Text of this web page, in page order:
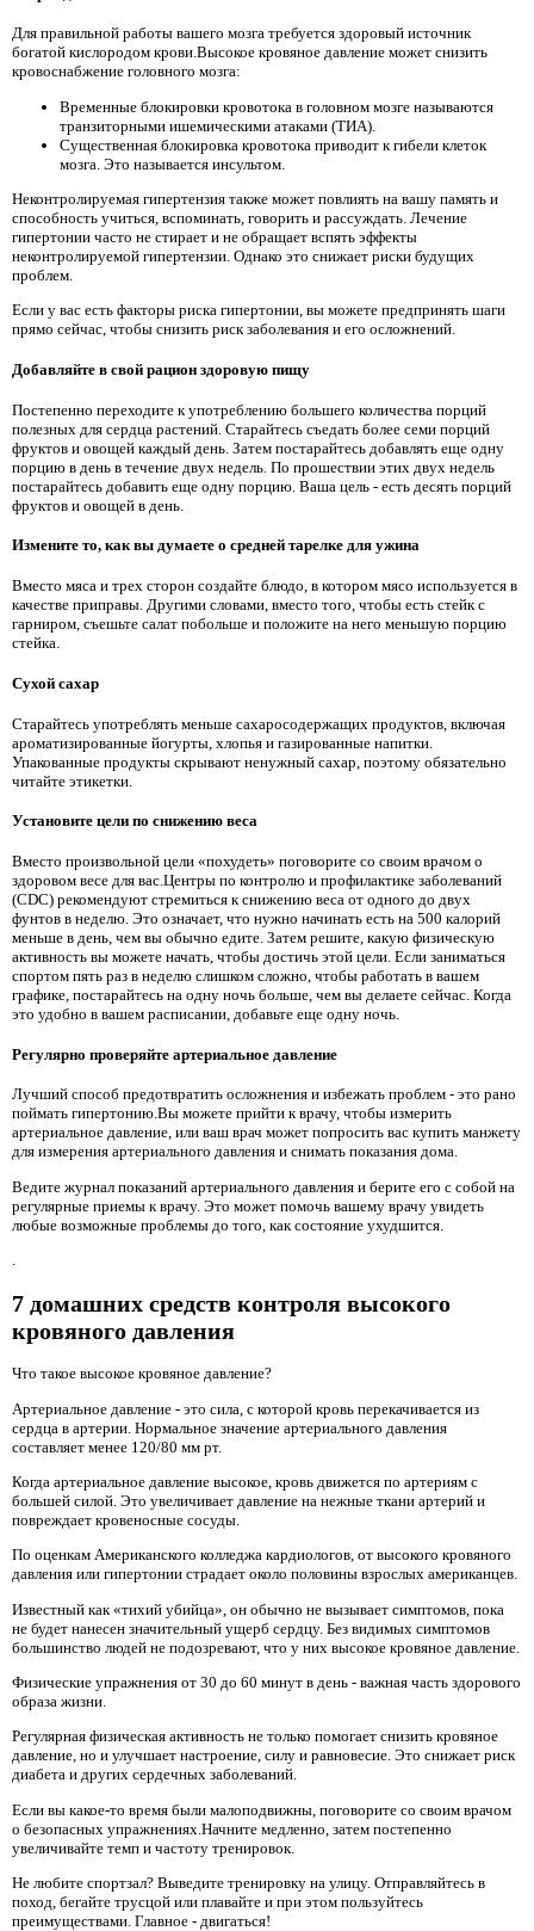
Для правильной работы вашего мозга требуется здоровый источник
богатой кислородом крови.Высокое кровяное давление может снизить
кровоснабжение головного мозга:
Временные блокировки кровотока в головном мозге называются
транзиторными ишемическими атаками (ТИА).
Существенная блокировка кровотока приводит к гибели клеток
мозга. Это называется инсультом.
Неконтролируемая гипертензия также может повлиять на вашу память и
способность учиться, вспоминать, говорить и рассуждать. Лечение
гипертонии часто не стирает и не обращает вспять эффекты
неконтролируемой гипертензии. Однако это снижает риски будущих
проблем.
Если у вас есть факторы риска гипертонии, вы можете предпринять шаги
прямо сейчас, чтобы снизить риск заболевания и его осложнений.
Добавляйте в свой рацион здоровую пищу
Постепенно переходите к употреблению большего количества порций
полезных для сердца растений. Старайтесь съедать более семи порций
фруктов и овощей каждый день. Затем постарайтесь добавлять еще одну
порцию в день в течение двух недель. По прошествии этих двух недель
постарайтесь добавить еще одну порцию. Ваша цель - есть десять порций
фруктов и овощей в день.
Измените то, как вы думаете о средней тарелке для ужина
Вместо мяса и трех сторон создайте блюдо, в котором мясо используется в
качестве приправы. Другими словами, вместо того, чтобы есть стейк с
гарниром, съешьте салат побольше и положите на него меньшую порцию
стейка.
Сухой сахар
Старайтесь употреблять меньше сахаросодержащих продуктов, включая
ароматизированные йогурты, хлопья и газированные напитки.
Упакованные продукты скрывают ненужный сахар, поэтому обязательно
читайте этикетки.
Установите цели по снижению веса
Вместо произвольной цели «похудеть» поговорите со своим врачом о
здоровом весе для вас.Центры по контролю и профилактике заболеваний
(CDC) рекомендуют стремиться к снижению веса от одного до двух
фунтов в неделю. Это означает, что нужно начинать есть на 500 калорий
меньше в день, чем вы обычно едите. Затем решите, какую физическую
активность вы можете начать, чтобы достичь этой цели. Если заниматься
спортом пять раз в неделю слишком сложно, чтобы работать в вашем
графике, постарайтесь на одну ночь больше, чем вы делаете сейчас. Когда
это удобно в вашем расписании, добавьте еще одну ночь.
Регулярно проверяйте артериальное давление
Лучший способ предотвратить осложнения и избежать проблем - это рано
поймать гипертонию.Вы можете прийти к врачу, чтобы измерить
артериальное давление, или ваш врач может попросить вас купить манжету
для измерения артериального давления и снимать показания дома.
Ведите журнал показаний артериального давления и берите его с собой на
регулярные приемы к врачу. Это может помочь вашему врачу увидеть
любые возможные проблемы до того, как состояние ухудшится.
.
7 домашних средств контроля высокого
кровяного давления
Что такое высокое кровяное давление?
Артериальное давление - это сила, с которой кровь перекачивается из
сердца в артерии. Нормальное значение артериального давления
составляет менее 120/80 мм рт.
Когда артериальное давление высокое, кровь движется по артериям с
большей силой. Это увеличивает давление на нежные ткани артерий и
повреждает кровеносные сосуды.
По оценкам Американского колледжа кардиологов, от высокого кровяного
давления или гипертонии страдает около половины взрослых американцев.
Известный как «тихий убийца», он обычно не вызывает симптомов, пока
не будет нанесен значительный ущерб сердцу. Без видимых симптомов
большинство людей не подозревают, что у них высокое кровяное давление.
Физические упражнения от 30 до 60 минут в день - важная часть здорового
образа жизни.
Регулярная физическая активность не только помогает снизить кровяное
давление, но и улучшает настроение, силу и равновесие. Это снижает риск
диабета и других сердечных заболеваний.
Если вы какое-то время были малоподвижны, поговорите со своим врачом
о безопасных упражнениях.Начните медленно, затем постепенно
увеличивайте темп и частоту тренировок.
Не любите спортзал? Выведите тренировку на улицу. Отправляйтесь в
поход, бегайте трусцой или плавайте и при этом пользуйтесь
преимуществами. Главное - двигаться!